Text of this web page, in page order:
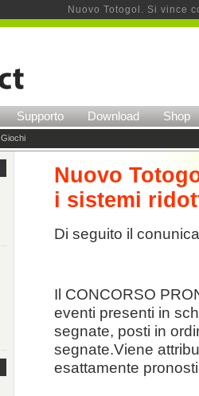
Nuovo Totogol. Si vince
Supporto Download Shop
Giochi
Nuovo
i sistemi
Di seguito il
Il CONCORSO
eventi presenti in
segnate, posti in
segnate.Viene
esattamente